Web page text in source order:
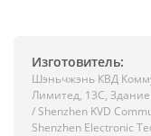
Изготовитель:
Шэньчжэнь КВД
Лимитед, 13C,
/ Shenzhen KVD
Shenzhen Electronic